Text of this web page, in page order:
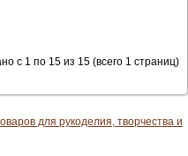
с 1 по 15 из 15 (всего 1 страниц)
для рукоделия, творчества и